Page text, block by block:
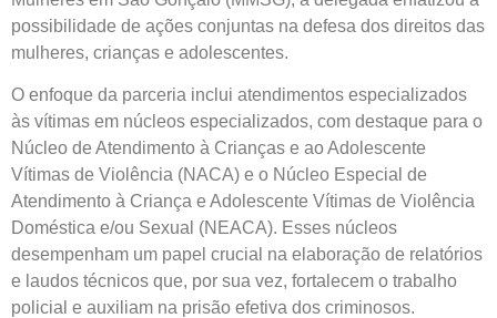
possibilidade de ações conjuntas na defesa dos direitos das
mulheres, crianças e adolescentes.
O enfoque da parceria inclui atendimentos especializados
às vítimas em núcleos especializados, com destaque para o
Núcleo de Atendimento à Crianças e ao Adolescente
Vítimas de Violência (NACA) e o Núcleo Especial de
Atendimento à Criança e Adolescente Vítimas de Violência
Doméstica e/ou Sexual (NEACA). Esses núcleos
desempenham um papel crucial na elaboração de relatórios
e laudos técnicos que, por sua vez, fortalecem o trabalho
policial e auxiliam na prisão efetiva dos criminosos.